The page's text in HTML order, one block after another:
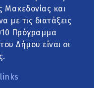
Μακεδονίας και
με τις διατάξεις
Πρόγραμμα
Δήμου είναι οι